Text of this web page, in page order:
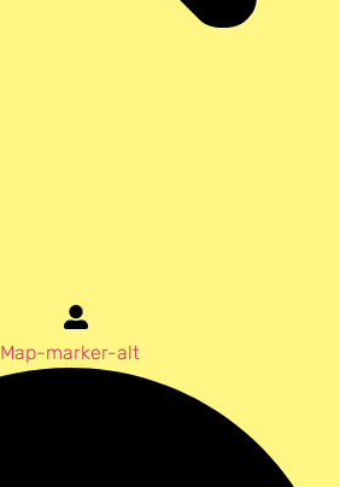
Map-marker-alt